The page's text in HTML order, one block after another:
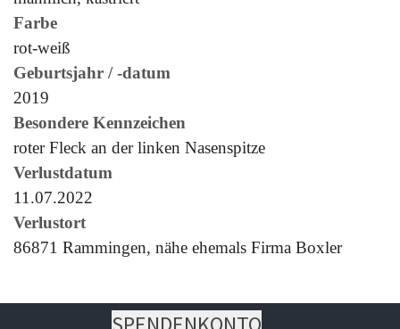
Farbe
rot-weiß
Geburtsjahr / -datum
2019
Besondere Kennzeichen
roter Fleck an der linken Nasenspitze
Verlustdatum
11.07.2022
Verlustort
86871 Rammingen, nähe ehemals Firma Boxler